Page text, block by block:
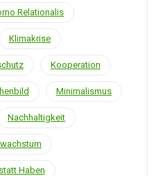
Relationalis
Klimakrise
Kooperation
Minimalismus
Nachhaltigkeit
Haben